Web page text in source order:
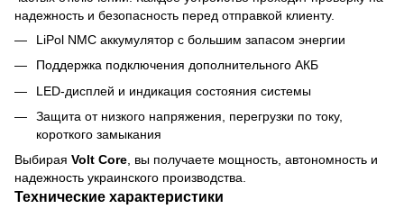
надежность и безопасность перед отправкой клиенту.
LiPol NMC аккумулятор с большим запасом энергии
Поддержка подключения дополнительного АКБ
LED-дисплей и индикация состояния системы
Защита от низкого напряжения, перегрузки по току,
короткого замыкания
Выбирая Volt Core, вы получаете мощность, автономность и
надежность украинского производства.
Технические характеристики